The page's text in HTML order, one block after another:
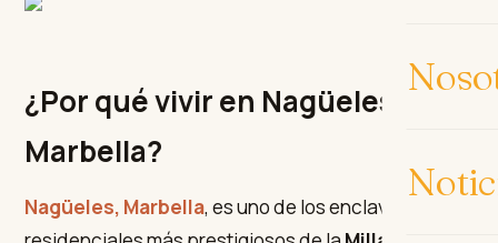
¿Por qué vivir en Nagüeles,
Marbella?
Nagüeles, Marbella, es uno de los enclaves